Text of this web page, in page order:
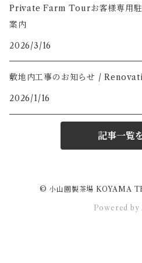
Private Farm Tourお客様専用駐
案内
2026/3/16
敷地内工事のお知らせ /
2026/1/16
記事一覧
© 小山園製茶場 KOYAMA
Powered by